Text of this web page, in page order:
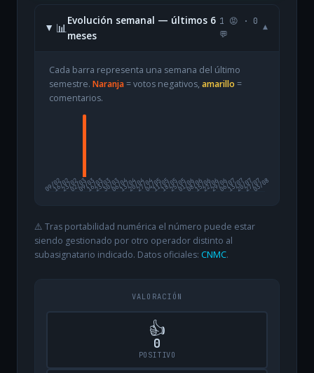
📊
Evolución semanal — últimos 6
meses
1 😡 · 0
💬
▾
Cada barra representa una semana del último
semestre. Naranja= votos negativos, amarillo =
comentarios.
09/02
16/0223/0202/0309/0316/0323/0330/0306/0413/0420/0427/0404/0511/0518/0525/0501/0608/0615/0622/0629/0606/0713/0720/0727/07
03/08
⚠️ Tras portabilidad numérica el número puede estar
siendo gestionado por otro operador distinto al
subasignatario indicado. Datos oficiales: CNMC.
VALORACIÓN
👍
0
POSITIVO